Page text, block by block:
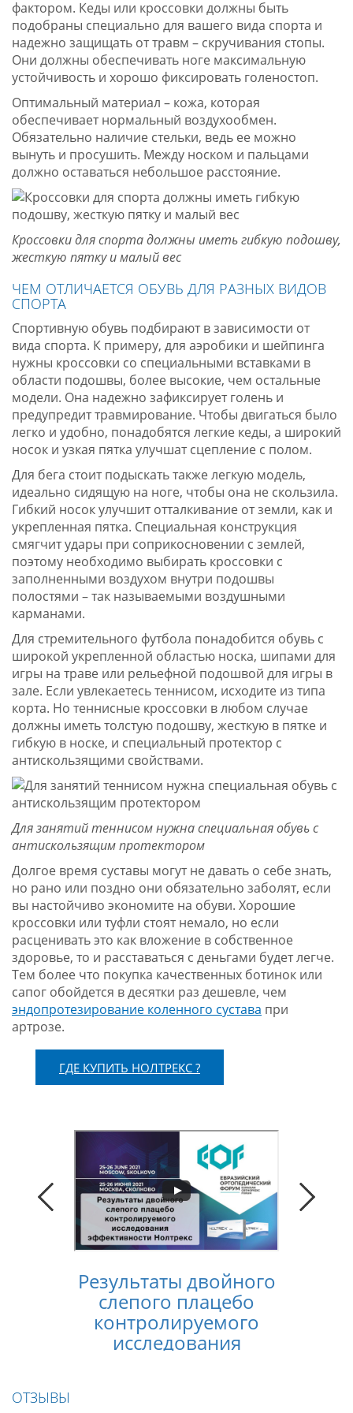
фактором. Кеды или кроссовки должны быть
подобраны специально для вашего вида спорта и
надежно защищать от травм – скручивания стопы.
Они должны обеспечивать ноге максимальную
устойчивость и хорошо фиксировать голеностоп.
Оптимальный материал – кожа, которая
обеспечивает нормальный воздухообмен.
Обязательно наличие стельки, ведь ее можно
вынуть и просушить. Между носком и пальцами
должно оставаться небольшое расстояние.
Кроссовки для спорта должны иметь гибкую подошву,
жесткую пятку и малый вес
ЧЕМ ОТЛИЧАЕТСЯ ОБУВЬ ДЛЯ РАЗНЫХ ВИДОВ
СПОРТА
Спортивную обувь подбирают в зависимости от
вида спорта. К примеру, для аэробики и шейпинга
нужны кроссовки со специальными вставками в
области подошвы, более высокие, чем остальные
модели. Она надежно зафиксирует голень и
предупредит травмирование. Чтобы двигаться было
легко и удобно, понадобятся легкие кеды, а широкий
носок и узкая пятка улучшат сцепление с полом.
Для бега стоит подыскать также легкую модель,
идеально сидящую на ноге, чтобы она не скользила.
Гибкий носок улучшит отталкивание от земли, как и
укрепленная пятка. Специальная конструкция
смягчит удары при соприкосновении с землей,
поэтому необходимо выбирать кроссовки с
заполненными воздухом внутри подошвы
полостями – так называемыми воздушными
карманами.
Для стремительного футбола понадобится обувь с
широкой укрепленной областью носка, шипами для
игры на траве или рельефной подошвой для игры в
зале. Если увлекаетесь теннисом, исходите из типа
корта. Но теннисные кроссовки в любом случае
должны иметь толстую подошву, жесткую в пятке и
гибкую в носке, и специальный протектор с
антискользящими свойствами.
Для занятий теннисом нужна специальная обувь с
антискользящим протектором
Долгое время суставы могут не давать о себе знать,
но рано или поздно они обязательно заболят, если
вы настойчиво экономите на обуви. Хорошие
кроссовки или туфли стоят немало, но если
расценивать это как вложение в собственное
здоровье, то и расставаться с деньгами будет легче.
Тем более что покупка качественных ботинок или
сапог обойдется в десятки раз дешевле, чем
эндопротезирование коленного сустава при
артрозе.
ГДЕ КУПИТЬ НОЛТРЕКС ?
Результаты двойного
слепого плацебо
контролируемого
исследования
ОТЗЫВЫ